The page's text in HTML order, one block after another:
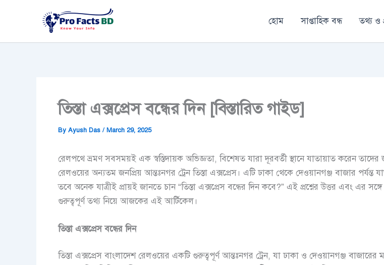
হোম সাপ্তাহিক বন্ধ তথ্য ও
তিস্তা এক্সপ্রেস বন্ধের দিন [বিস্তারিত গাইড]
By Ayush Das /March 29, 2025
রেলপথে ভ্রমণ সবসময়ই এক স্বস্তিদায়ক অভিজ্ঞতা, বিশেষত যারা দূরবর্তী স্থানে যাতায়াত করেন তাদের
রেলওয়ের অন্যতম জনপ্রিয় আন্তঃনগর ট্রেন তিস্তা এক্সপ্রেস। এটি ঢাকা থেকে দেওয়ানগঞ্জ বাজার পর্যন্ত
তবে অনেক যাত্রীই প্রায়ই জানতে চান “তিস্তা এক্সপ্রেস বন্ধের দিন কবে?” এই প্রশ্নের উত্তর এবং এর
গুরুত্বপূর্ণ তথ্য নিয়ে আজকের এই আর্টিকেল।
তিস্তা এক্সপ্রেস বন্ধের দিন
তিস্তা এক্সপ্রেস বাংলাদেশ রেলওয়ের একটি গুরুত্বপূর্ণ আন্তঃনগর ট্রেন, যা ঢাকা ও দেওয়ানগঞ্জ বাজারের